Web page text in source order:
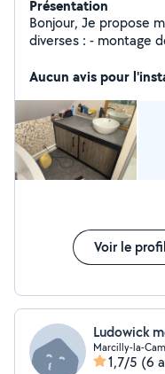
Présentation
Bonjour, Je propose
diverses : - montage
quad, auto) -
Aucun avis pour
Voir le profil
Ludowick
Marcilly-la-
1,7/5 (6